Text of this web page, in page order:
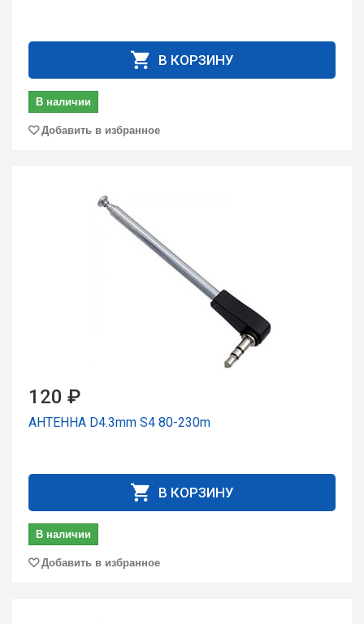
В КОРЗИНУ
В наличии
Добавить в избранное
120 ₽
АНТЕННА D4.3mm S4 80-230m
В КОРЗИНУ
В наличии
Добавить в избранное